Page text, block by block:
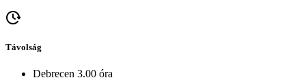
Távolság
Debrecen 3.00 óra